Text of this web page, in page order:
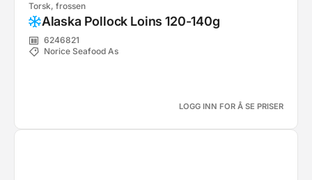
Torsk, frossen
Alaska Pollock Loins 120-140g
6246821
Norice Seafood As
LOGG INN FOR Å SE PRISER